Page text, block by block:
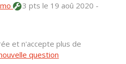
3 ptsle 19 aoû 2020 -
et n'accepte plus de
question